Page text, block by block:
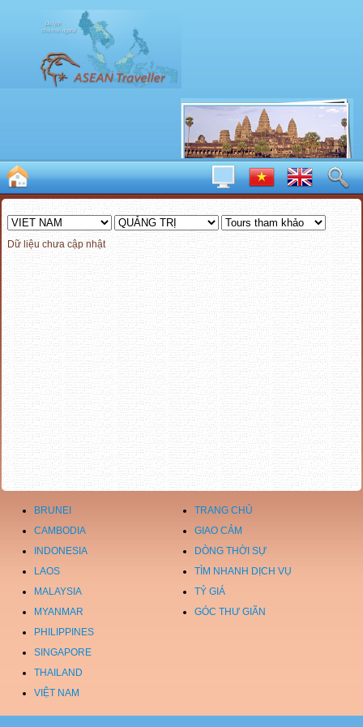
Dữ liệu chưa cập nhật
BRUNEI
TRANG CHỦ
CAMBODIA
GIAO CẢM
INDONESIA
DÒNG THỜI SỰ
LAOS
TÌM NHANH DỊCH VỤ
MALAYSIA
TỶ GIÁ
MYANMAR
GÓC THƯ GIÃN
PHILIPPINES
SINGAPORE
THAILAND
VIỆT NAM